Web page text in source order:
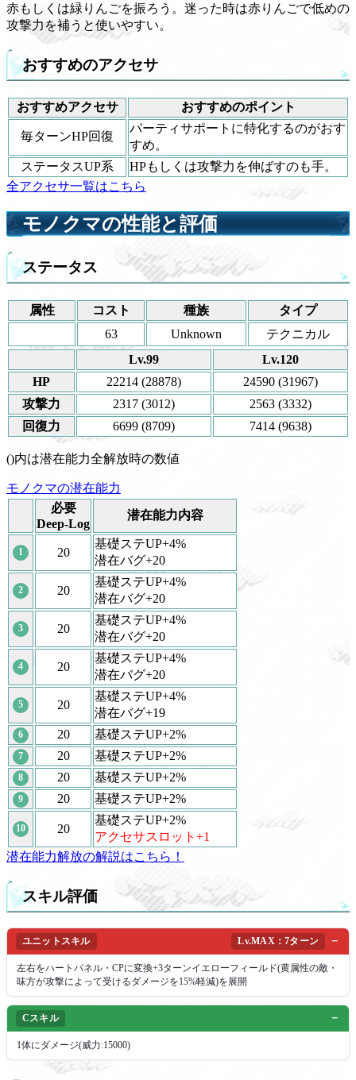
赤もしくは緑りんごを振ろう。迷った時は赤りんごで低めの
攻撃力を補うと使いやすい。
おすすめのアクセサ
おすすめアクセサ おすすめのポイント
毎ターンHP回復
パーティサポートに特化するのがおす
すめ。
ステータスUP系
HPもしくは攻撃力を伸ばすのも手。
全アクセサ一覧はこちら
モノクマの性能と評価
ステータス
属性 コスト 種族
タイプ
63
Unknown
テクニカル
Lv.99
Lv.120
HP
22214 (28878)
24590 (31967)
攻撃力
2317 (3012)
2563 (3332)
回復力
6699 (8709) 7414 (9638)
()内は潜在能力全解放時の数値
モノクマの潜在能力
必要
Deep-Log
潜在能力内容
1 20
基礎ステUP+4%
潜在バグ+20
2 20
基礎ステUP+4%
潜在バグ+20
3 20
基礎ステUP+4%
潜在バグ+20
4 20
基礎ステUP+4%
潜在バグ+20
5 20
基礎ステUP+4%
潜在バグ+19
6 20 基礎ステUP+2%
7 20 基礎ステUP+2%
8 20 基礎ステUP+2%
9 20 基礎ステUP+2%
10 20
基礎ステUP+2%
アクセサスロット+1
潜在能力解放の解説はこちら！
スキル評価
ユニットスキル Lv.MAX：7ターン
左右をハートパネル・CPに変換+3ターンイエローフィールド(黄属性の敵・
味方が攻撃によって受けるダメージを15%軽減)を展開
Cスキル
1体にダメージ(威力:15000)